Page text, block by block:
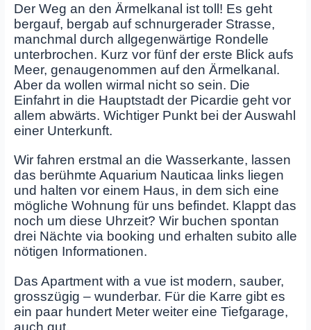
Der Weg an den Ärmelkanal ist toll! Es geht
bergauf, bergab auf schnurgerader Strasse,
manchmal durch allgegenwärtige Rondelle
unterbrochen. Kurz vor fünf der erste Blick aufs
Meer, genaugenommen auf den Ärmelkanal.
Aber da wollen wirmal nicht so sein. Die
Einfahrt in die Hauptstadt der Picardie geht vor
allem abwärts. Wichtiger Punkt bei der Auswahl
einer Unterkunft.
Wir fahren erstmal an die Wasserkante, lassen
das berühmte Aquarium Nauticaa links liegen
und halten vor einem Haus, in dem sich eine
mögliche Wohnung für uns befindet. Klappt das
noch um diese Uhrzeit? Wir buchen spontan
drei Nächte via booking und erhalten subito alle
nötigen Informationen.
Das Apartment with a vue ist modern, sauber,
grosszügig – wunderbar. Für die Karre gibt es
ein paar hundert Meter weiter eine Tiefgarage,
auch gut.